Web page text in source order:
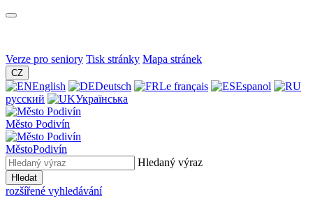
Verze pro seniory Tisk stránky Mapa stránek
CZ
English Deutsch Le français
Espanol
русский
Українська
Město Podivín
MěstoPodivín
Hledaný výraz
Hledat
rozšířené vyhledávání